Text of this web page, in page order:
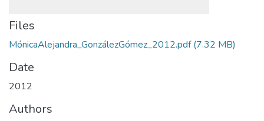
Files
MónicaAlejandra_GonzálezGómez_2012.pdf(7.32 MB)
Date
2012
Authors